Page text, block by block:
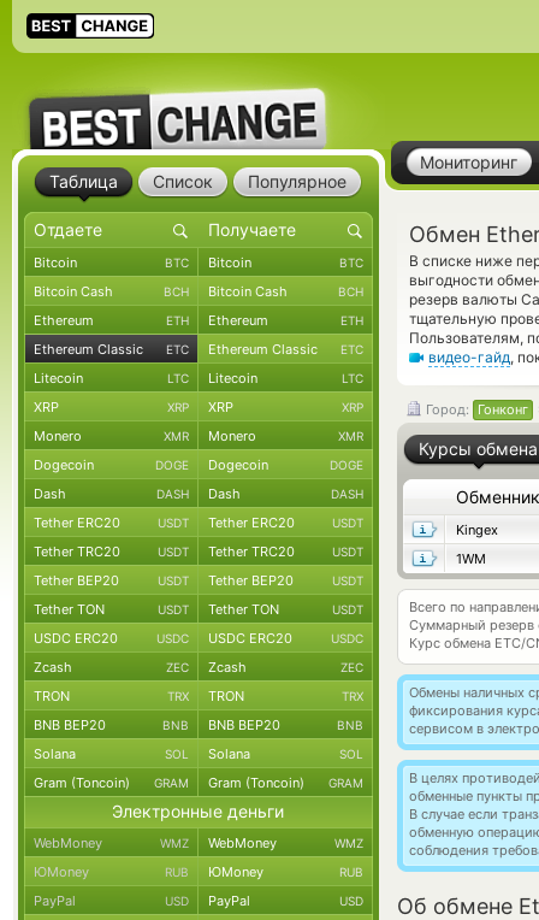
Мониторинг
Обмен
В списке ниже
выгодности
резерв валюты
тщательную
Пользователям,
видео-гайд,
Город: Гонконг
Курсы обмена
Обменник
Kingex
1WM
Всего по
Суммарный резерв
Курс обмена ETC/
Обмены наличных
фиксирования
сервисом в
В целях
обменные пункты
В случае если
обменную
соблюдения
Об обмене
Таблица Список Популярное
Bitcoin BTC Bitcoin BTC
Bitcoin Cash BCH Bitcoin Cash BCH
Ethereum ETH Ethereum ETH
Ethereum Classic ETC Ethereum Classic ETC
Litecoin LTC Litecoin LTC
XRP XRP XRP XRP
Monero XMR Monero XMR
Dogecoin DOGE Dogecoin DOGE
Dash DASH Dash DASH
Tether ERC20 USDT Tether ERC20 USDT
Tether TRC20 USDT Tether TRC20 USDT
Tether BEP20 USDT Tether BEP20 USDT
Tether TON USDT Tether TON USDT
USDC ERC20 USDC USDC ERC20 USDC
Zcash ZEC Zcash ZEC
TRON TRX TRON TRX
BNB BEP20 BNB BNB BEP20 BNB
Solana SOL Solana SOL
Gram (Toncoin) GRAM Gram (Toncoin) GRAM
Электронные деньги
WebMoney WMZ WebMoney WMZ
ЮMoney RUB ЮMoney RUB
PayPal USD PayPal USD